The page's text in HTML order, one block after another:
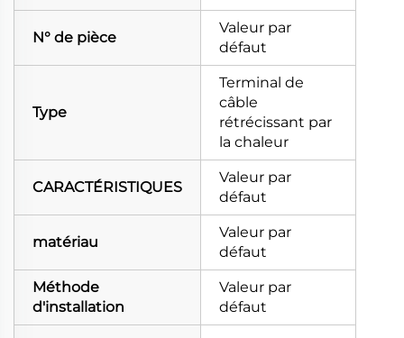
N° de pièce
Valeur par
défaut
Type
Terminal de
câble
rétrécissant par
la chaleur
CARACTÉRISTIQUES
Valeur par
défaut
matériau
Valeur par
défaut
Méthode
d'installation
Valeur par
défaut